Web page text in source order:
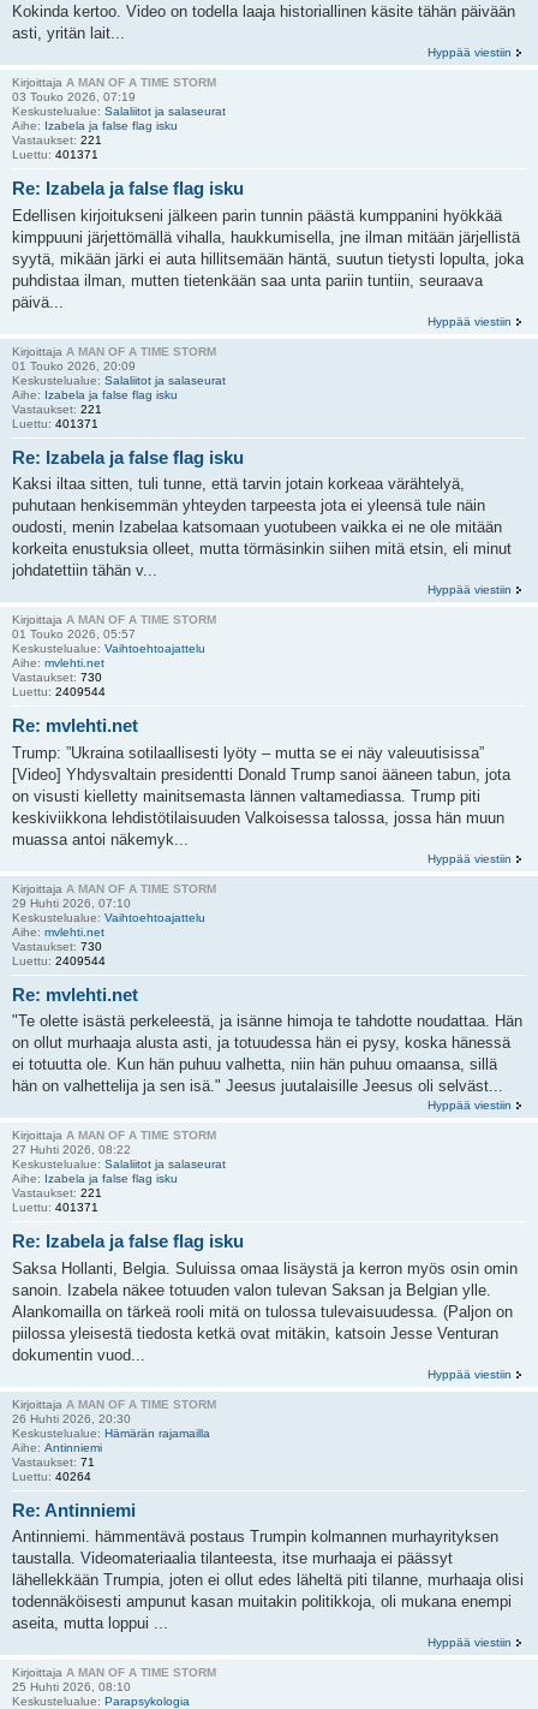
Kokinda kertoo. Video on todella laaja historiallinen käsite tähän päivään
asti, yritän lait...
Hyppää viestiin
Kirjoittaja A MAN OF A TIME STORM
03 Touko 2026, 07:19
Keskustelualue: Salaliitot ja salaseurat
Aihe: Izabela ja false flag isku
Vastaukset: 221
Luettu: 401371
Re: Izabela ja false flag isku
Edellisen kirjoitukseni jälkeen parin tunnin päästä kumppanini hyökkää
kimppuuni järjettömällä vihalla, haukkumisella, jne ilman mitään järjellistä
syytä, mikään järki ei auta hillitsemään häntä, suutun tietysti lopulta, joka
puhdistaa ilman, mutten tietenkään saa unta pariin tuntiin, seuraava
päivä...
Hyppää viestiin
Kirjoittaja A MAN OF A TIME STORM
01 Touko 2026, 20:09
Keskustelualue: Salaliitot ja salaseurat
Aihe: Izabela ja false flag isku
Vastaukset: 221
Luettu: 401371
Re: Izabela ja false flag isku
Kaksi iltaa sitten, tuli tunne, että tarvin jotain korkeaa värähtelyä,
puhutaan henkisemmän yhteyden tarpeesta jota ei yleensä tule näin
oudosti, menin Izabelaa katsomaan yuotubeen vaikka ei ne ole mitään
korkeita enustuksia olleet, mutta törmäsinkin siihen mitä etsin, eli minut
johdatettiin tähän v...
Hyppää viestiin
Kirjoittaja A MAN OF A TIME STORM
01 Touko 2026, 05:57
Keskustelualue: Vaihtoehtoajattelu
Aihe: mvlehti.net
Vastaukset: 730
Luettu: 2409544
Re: mvlehti.net
Trump: ”Ukraina sotilaallisesti lyöty – mutta se ei näy valeuutisissa”
[Video] Yhdysvaltain presidentti Donald Trump sanoi ääneen tabun, jota
on visusti kielletty mainitsemasta lännen valtamediassa. Trump piti
keskiviikkona lehdistötilaisuuden Valkoisessa talossa, jossa hän muun
muassa antoi näkemyk...
Hyppää viestiin
Kirjoittaja A MAN OF A TIME STORM
29 Huhti 2026, 07:10
Keskustelualue: Vaihtoehtoajattelu
Aihe: mvlehti.net
Vastaukset: 730
Luettu: 2409544
Re: mvlehti.net
"Te olette isästä perkeleestä, ja isänne himoja te tahdotte noudattaa. Hän
on ollut murhaaja alusta asti, ja totuudessa hän ei pysy, koska hänessä
ei totuutta ole. Kun hän puhuu valhetta, niin hän puhuu omaansa, sillä
hän on valhettelija ja sen isä." Jeesus juutalaisille Jeesus oli selväst...
Hyppää viestiin
Kirjoittaja A MAN OF A TIME STORM
27 Huhti 2026, 08:22
Keskustelualue: Salaliitot ja salaseurat
Aihe: Izabela ja false flag isku
Vastaukset: 221
Luettu: 401371
Re: Izabela ja false flag isku
Saksa Hollanti, Belgia. Suluissa omaa lisäystä ja kerron myös osin omin
sanoin. Izabela näkee totuuden valon tulevan Saksan ja Belgian ylle.
Alankomailla on tärkeä rooli mitä on tulossa tulevaisuudessa. (Paljon on
piilossa yleisestä tiedosta ketkä ovat mitäkin, katsoin Jesse Venturan
dokumentin vuod...
Hyppää viestiin
Kirjoittaja A MAN OF A TIME STORM
26 Huhti 2026, 20:30
Keskustelualue: Hämärän rajamailla
Aihe: Antinniemi
Vastaukset: 71
Luettu: 40264
Re: Antinniemi
Antinniemi. hämmentävä postaus Trumpin kolmannen murhayrityksen
taustalla. Videomateriaalia tilanteesta, itse murhaaja ei päässyt
lähellekkään Trumpia, joten ei ollut edes läheltä piti tilanne, murhaaja olisi
todennäköisesti ampunut kasan muitakin politikkoja, oli mukana enempi
aseita, mutta loppui ...
Hyppää viestiin
Kirjoittaja A MAN OF A TIME STORM
25 Huhti 2026, 08:10
Keskustelualue: Parapsykologia